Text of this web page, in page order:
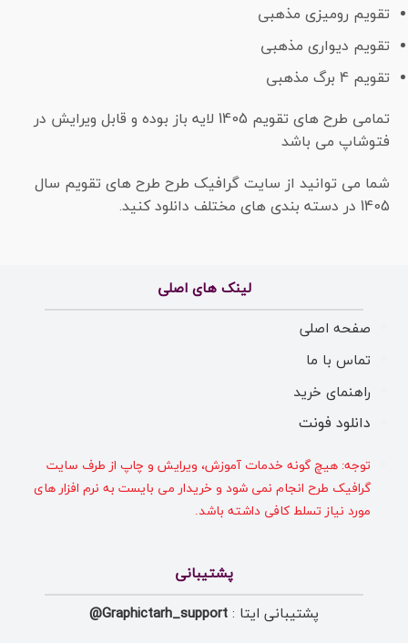
تقویم رومیزی مذهبی
تقویم دیواری مذهبی
تقویم 4 برگ مذهبی
تمامی طرح های تقویم 1405 لایه باز بوده و قابل ویرایش در
فتوشاپ می باشد
شما می توانید از سایت گرافیک طرح طرح های تقویم سال
1405 در دسته بندی های مختلف دانلود کنید.
لینک های اصلی
صفحه اصلی
تماس با ما
راهنمای خرید
دانلود فونت
توجه: هیچ گونه خدمات آموزش، ویرایش و چاپ از طرف سایت
گرافیک طرح انجام نمی شود و خریدار می بایست به نرم افزار های
مورد نیاز تسلط کافی داشته باشد.
پشتیبانی
پشتیبانی ایتا : Graphictarh_support@